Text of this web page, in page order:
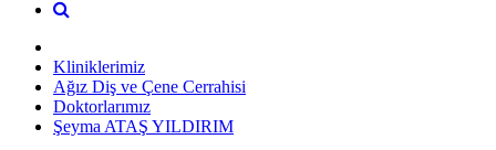
Kliniklerimiz
Ağız Diş ve Çene Cerrahisi
Doktorlarımız
Şeyma ATAŞ YILDIRIM